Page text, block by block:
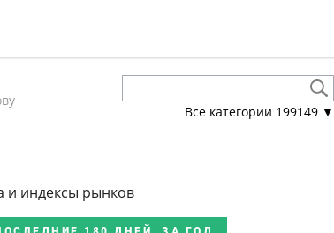
Все категории 199149 ▼
и индексы рынков